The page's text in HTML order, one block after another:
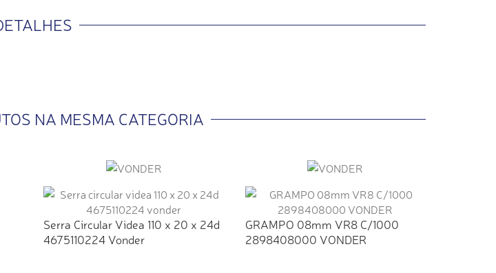
NA MESMA CATEGORIA
Serra Circular Videa 110 x 20 x 24d
4675110224 Vonder
GRAMPO 08mm VR8 C/1000
2898408000 VONDER